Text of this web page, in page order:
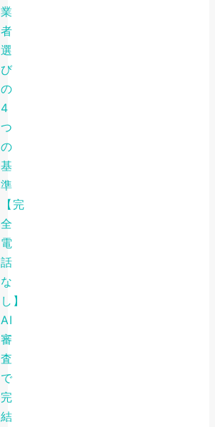
業
者
選
び
の
4
つ
の
基
準
【完
全
電
話
な
し】
AI
審
査
で
完
結